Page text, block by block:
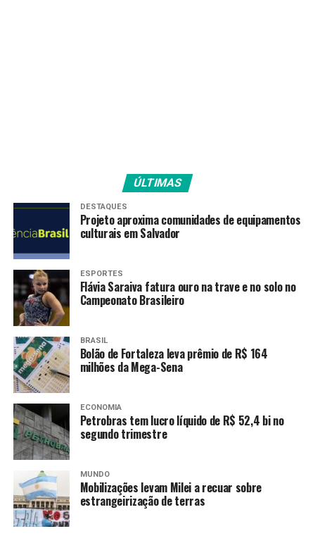
estado de São Paulo passa de 30 mil mortes e 814 mil
Amarildo Mota
ÚLTIMAS
DESTAQUES
Projeto aproxima comunidades de equipamentos
culturais em Salvador
ESPORTES
Flávia Saraiva fatura ouro na trave e no solo no
Campeonato Brasileiro
BRASIL
Bolão de Fortaleza leva prêmio de R$ 164
milhões da Mega-Sena
ECONOMIA
Petrobras tem lucro líquido de R$ 52,4 bi no
segundo trimestre
MUNDO
Mobilizações levam Milei a recuar sobre
estrangeirização de terras